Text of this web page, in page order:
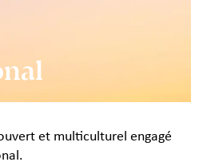
et multiculturel engagé